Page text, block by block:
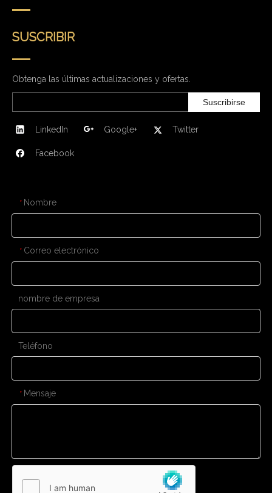
SUSCRIBIR
Obtenga las últimas actualizaciones y ofertas.
Suscribirse
LinkedIn Google+ Twitter
Facebook
* Nombre
* Correo electrónico
nombre de empresa
Teléfono
* Mensaje